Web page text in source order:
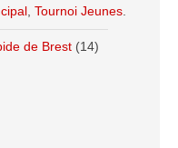
Tournoi Jeunes
de Brest (14)